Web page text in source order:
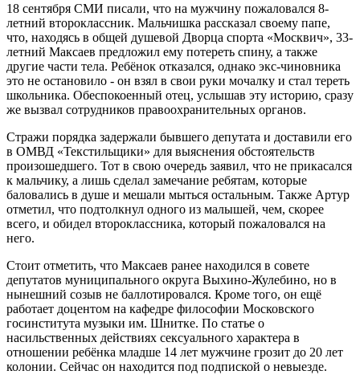
18 сентября СМИ писали, что на мужчину пожаловался 8-
летний второклассник. Мальчишка рассказал своему папе,
что, находясь в общей душевой Дворца спорта «Москвич», 33-
летний Максаев предложил ему потереть спину, а также
другие части тела. Ребёнок отказался, однако экс-чиновника
это не остановило - он взял в свои руки мочалку и стал тереть
школьника. Обеспокоенный отец, услышав эту историю, сразу
же вызвал сотрудников правоохранительных органов.
Стражи порядка задержали бывшего депутата и доставили его
в ОМВД «Текстильщики» для выяснения обстоятельств
произошедшего. Тот в свою очередь заявил, что не прикасался
к мальчику, а лишь сделал замечание ребятам, которые
баловались в душе и мешали мыться остальным. Также Артур
отметил, что подтолкнул одного из малышей, чем, скорее
всего, и обидел второклассника, который пожаловался на
него.
Стоит отметить, что Максаев ранее находился в совете
депутатов муниципального округа Выхино-Жулебино, но в
нынешний созыв не баллотировался. Кроме того, он ещё
работает доцентом на кафедре философии Московского
госинститута музыки им. Шнитке. По статье о
насильственных действиях сексуального характера в
отношении ребёнка младше 14 лет мужчине грозит до 20 лет
колонии. Сейчас он находится под подпиской о невыезде.